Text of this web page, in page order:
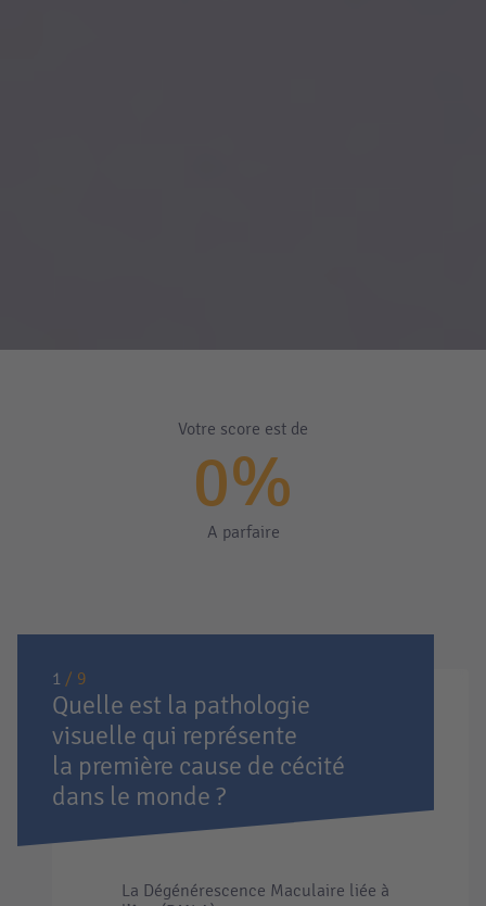
Votre score est de
0%
A parfaire
1 / 9
Quelle est la pathologie
visuelle qui représente
la première cause de cécité
dans le monde ?
La Dégénérescence Maculaire liée à